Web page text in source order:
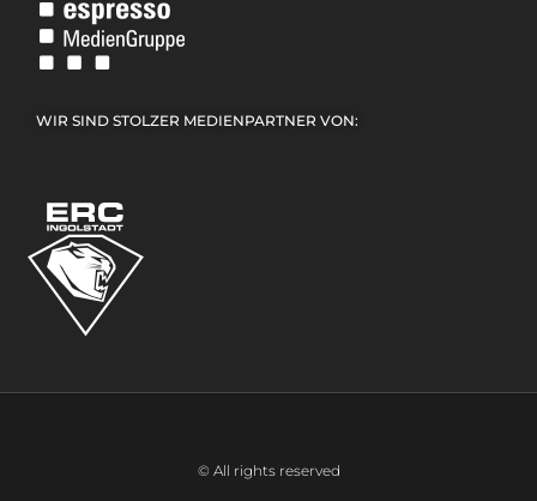
WIR SIND STOLZER MEDIENPARTNER VON:
© All rights reserved